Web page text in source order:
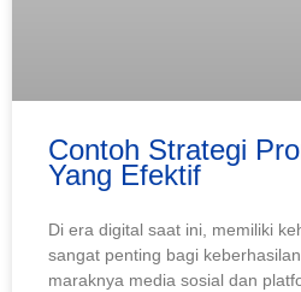
Contoh Strategi
Yang Efektif
Di era digital saat ini, memiliki
sangat penting bagi
maraknya media sosial dan